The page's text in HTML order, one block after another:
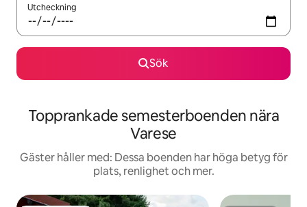
Utcheckning
Sök
Topprankade semesterboenden nära
Varese
Gäster håller med: Dessa boenden har höga betyg för
plats, renlighet och mer.